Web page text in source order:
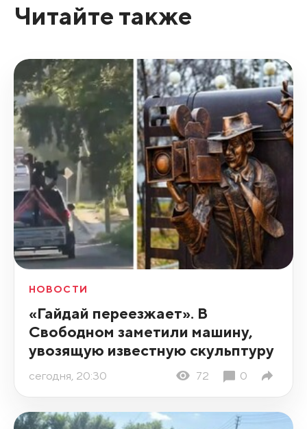
Читайте также
НОВОСТИ
«Гайдай переезжает». В
Свободном заметили машину,
увозящую известную скульптуру
сегодня, 20:30 72 0